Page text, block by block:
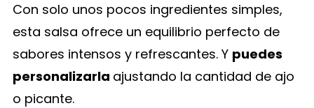
Con solo unos pocos ingredientes simples,
esta salsa ofrece un equilibrio perfecto de
sabores intensos y refrescantes. Y puedes
personalizarla ajustando la cantidad de ajo
o picante.